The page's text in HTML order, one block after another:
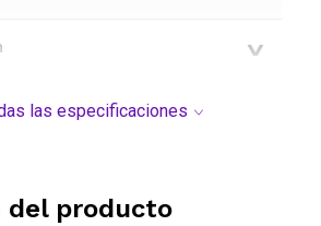
las especificaciones
del producto